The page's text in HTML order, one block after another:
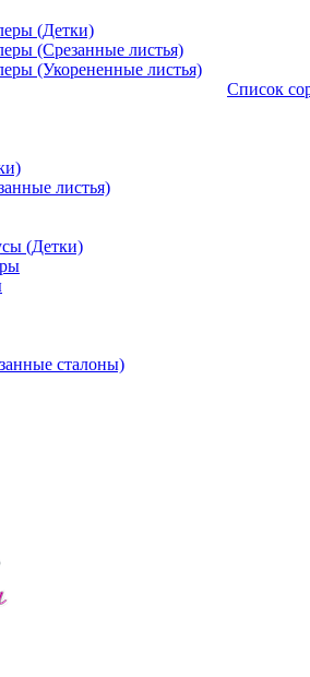
(Детки)
(Срезанные листья)
(Укорененные листья)
листья)
(Детки)
сталоны)
Список